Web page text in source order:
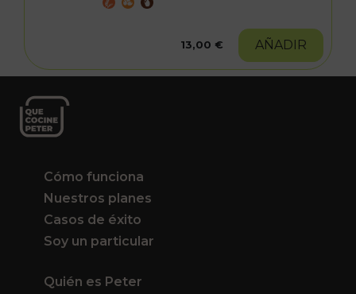
13,00 € AÑADIR
Cómo funciona
Nuestros planes
Casos de éxito
Soy un particular
Quién es Peter